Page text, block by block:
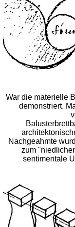
War die materielle
demonstriert.
Nachgeahmte
zum
sentimentale